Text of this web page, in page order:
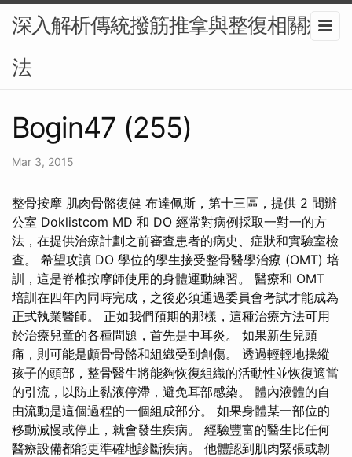
深入解析傳統撥筋推拿與整復相關療
法
Bogin47 (255)
Mar 3, 2015
整骨按摩 肌肉骨骼復健 布達佩斯，第十三區，提供 2 間辦
公室 Doklistcom MD 和 DO 經常對病例採取一對一的方
法，在提供治療計劃之前審查患者的病史、症狀和實驗室檢
查。 希望攻讀 DO 學位的學生接受整骨醫學治療 (OMT) 培
訓，這是脊椎按摩師使用的身體運動練習。 醫療和 OMT
培訓在四年內同時完成，之後必須通過委員會考試才能成為
正式執業醫師。 正如我們預期的那樣，這種治療方法可用
於治療兒童的各種問題，首先是中耳炎。 如果新生兒頭
痛，則可能是顱骨骨骼和組織受到創傷。 透過輕輕地操縱
孩子的頭部，整骨醫生將能夠恢復組織的活動性並恢復適當
的引流，以防止黏液停滯，避免耳部感染。 體內液體的自
由流動是這個過程的一個組成部分。 如果身體某一部位的
移動減慢或停止，就會發生疾病。 經驗豐富的醫生比任何
醫療設備都能更準確地診斷疾病。 他體認到肌肉緊張或韌